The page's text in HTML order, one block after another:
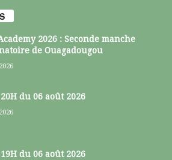
2026 : Seconde manche
de Ouagadougou
20H du 06 août 2026
19H du 06 août 2026